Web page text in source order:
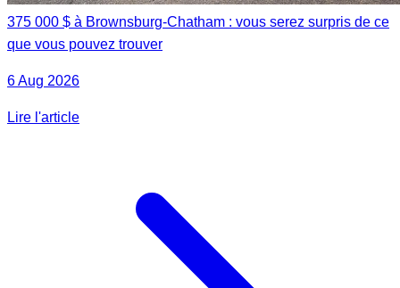
375 000 $ à Brownsburg-Chatham : vous serez surpris de ce
que vous pouvez trouver
6 Aug 2026
Lire l'article